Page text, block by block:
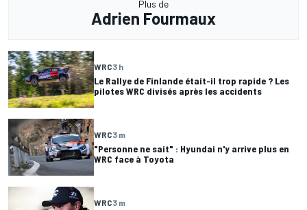
Plus de
Adrien Fourmaux
WRC3 h
Le Rallye de Finlande était-il trop rapide ? Les
pilotes WRC divisés après les accidents
WRC3 m
"Personne ne sait" : Hyundai n'y arrive plus en
WRC face à Toyota
WRC3 m